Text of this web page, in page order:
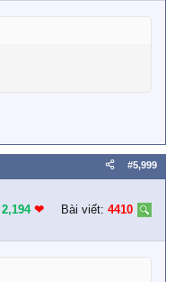
#5,999
2,194 ❤︎ Bài viết: 4410